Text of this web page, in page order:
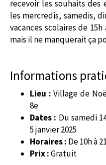
recevoir les souhaits des
les mercredis, samedis,
vacances scolaires de
mais il ne manquerait ça
Informations
Lieu : Village de
8e
Dates : Du samedi
5 janvier 2025
Horaires : De 10h à
Prix :Gratuit